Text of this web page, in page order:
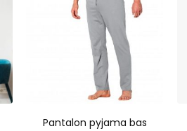
Pantalon pyjama bas